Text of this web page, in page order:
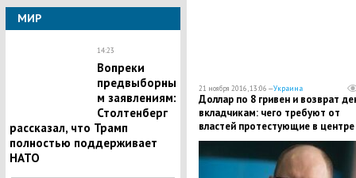
МИР
14:23
Вопреки
предвыборны
м заявлениям:
Столтенберг
рассказал, что Трамп
полностью поддерживает
НАТО
21 ноября 2016, 13:06 —Украина
Доллар по 8 гривен и возврат
вкладчикам: чего требуют от
властей протестующие в центре
Киева украинцы